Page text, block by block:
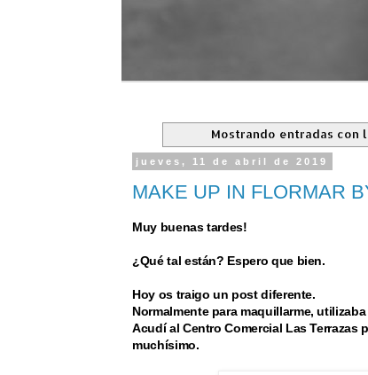
Mostrando entradas con
jueves, 11 de abril de 2019
MAKE UP IN FLORMAR
Muy buenas tardes!
¿Qué tal están? Espero que bien.
Hoy os traigo un post diferente.
Normalmente para maquillarme,
Acudí al Centro Comercial Las
muchísimo.